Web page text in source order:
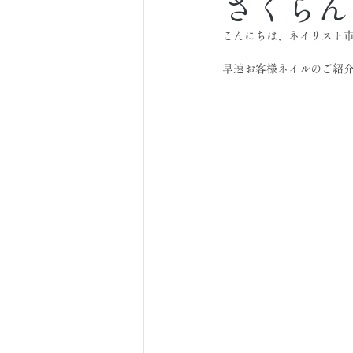
さくら
こんにちは、ネイリスト
早速お客様ネイルのご紹介